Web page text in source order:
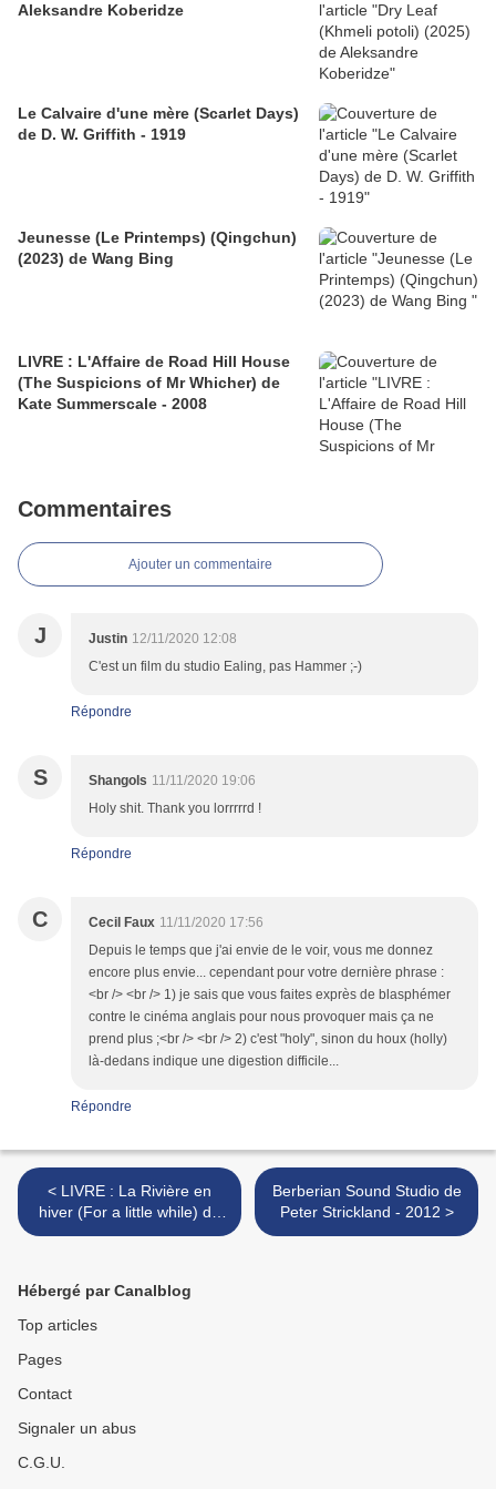
Aleksandre Koberidze
Le Calvaire d'une mère (Scarlet Days)
de D. W. Griffith - 1919
Jeunesse (Le Printemps) (Qingchun)
(2023) de Wang Bing
LIVRE : L'Affaire de Road Hill House
(The Suspicions of Mr Whicher) de
Kate Summerscale - 2008
Commentaires
Ajouter un commentaire
J Justin 12/11/2020 12:08
C'est un film du studio Ealing, pas Hammer ;-)
Répondre
S Shangols 11/11/2020 19:06
Holy shit. Thank you lorrrrrd !
Répondre
C Cecil Faux 11/11/2020 17:56
Depuis le temps que j'ai envie de le voir, vous me donnez
encore plus envie... cependant pour votre dernière phrase :
<br /> <br /> 1) je sais que vous faites exprès de blasphémer
contre le cinéma anglais pour nous provoquer mais ça ne
prend plus ;<br /> <br /> 2) c'est "holy", sinon du houx (holly)
là-dedans indique une digestion difficile...
Répondre
< LIVRE : La Rivière en
hiver (For a little while) de
Rick Bass - 2016
Berberian Sound Studio de
Peter Strickland - 2012 >
Hébergé par Canalblog
Top articles
Pages
Contact
Signaler un abus
C.G.U.